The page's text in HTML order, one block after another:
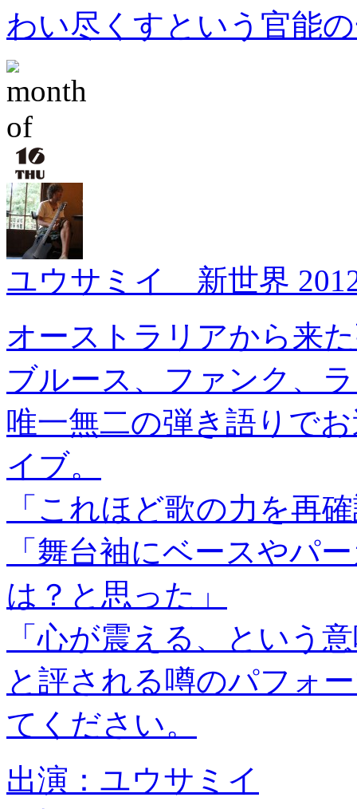
わい尽くすという官能
ユウサミイ 新世界
オーストラリアから来
ブルース、ファンク、
唯一無二の弾き語りで
イブ。
「これほど歌の力を再
「舞台袖にベースやパ
は？と思った」
「心が震える、という
と評される噂のパフォ
てください。
出演：ユウサミイ